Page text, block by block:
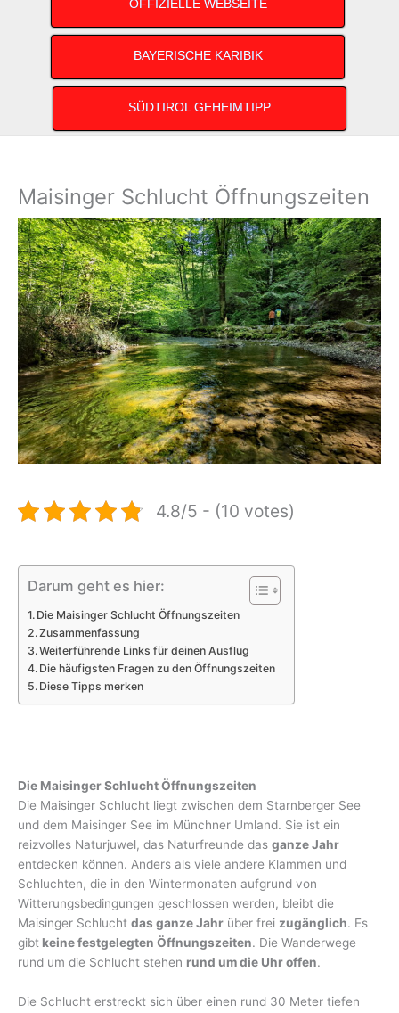
OFFIZIELLE WEBSEITE
BAYERISCHE KARIBIK
SÜDTIROL GEHEIMTIPP
Maisinger Schlucht Öffnungszeiten
4.8/5 - (10 votes)
Darum geht es hier:
Die Maisinger Schlucht Öffnungszeiten
Zusammenfassung
Weiterführende Links für deinen Ausflug
Die häufigsten Fragen zu den Öffnungszeiten
Diese Tipps merken
Die Maisinger Schlucht Öffnungszeiten
Die Maisinger Schlucht liegt zwischen dem Starnberger See
und dem Maisinger See im Münchner Umland. Sie ist ein
reizvolles Naturjuwel, das Naturfreunde das ganze Jahr
entdecken können. Anders als viele andere Klammen und
Schluchten, die in den Wintermonaten aufgrund von
Witterungsbedingungen geschlossen werden, bleibt die
Maisinger Schlucht das ganze Jahr über frei zugänglich. Es
gibt keine festgelegten Öffnungszeiten. Die Wanderwege
rund um die Schlucht stehen rund um die Uhr offen.
Die Schlucht erstreckt sich über einen rund 30 Meter tiefen